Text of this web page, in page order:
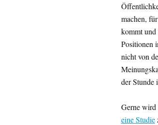
machen,
kommt und
Positionen
nicht von
der Stunde
Gerne wird
eine Studie